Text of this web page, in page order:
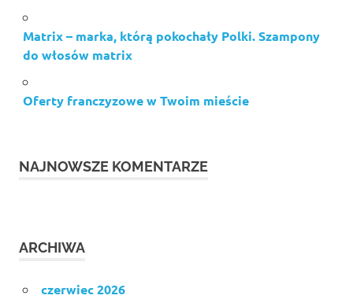
Matrix – marka, którą pokochały Polki. Szampony
do włosów matrix
Oferty franczyzowe w Twoim mieście
NAJNOWSZE KOMENTARZE
ARCHIWA
czerwiec 2026